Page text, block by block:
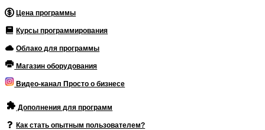
Цена программы
Курсы программирования
Облако для программы
Магазин оборудования
Видео-канал Просто о бизнесе
Дополнения для программ
Как стать опытным пользователем?